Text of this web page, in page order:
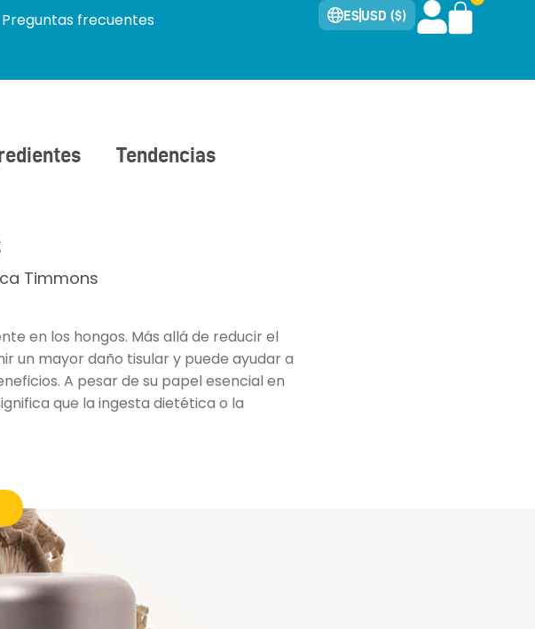
Preguntas frecuentes ESUSD ($)
Tendencias
Timmons
en los hongos. Más allá de reducir el
un mayor daño tisular y puede ayudar a
A pesar de su papel esencial en
que la ingesta dietética o la